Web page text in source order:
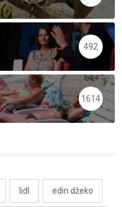
492
1614
lidl edin džeko